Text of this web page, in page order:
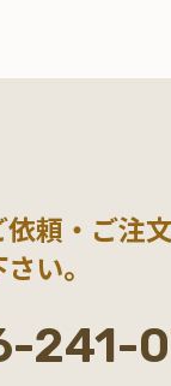
依頼・ご注
い。
241-